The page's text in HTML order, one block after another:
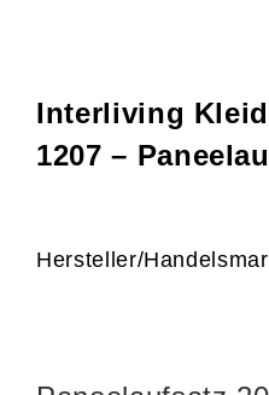
Interliving
1207 –
Hersteller/